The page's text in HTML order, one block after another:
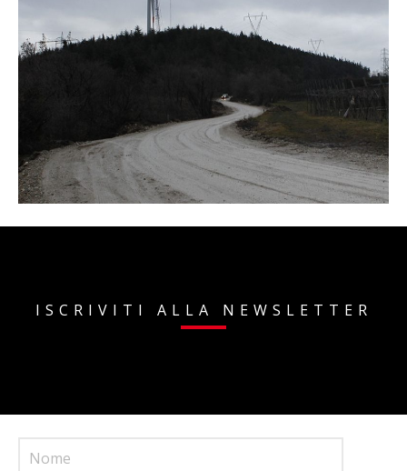
ISCRIVITI ALLA NEWSLETTER